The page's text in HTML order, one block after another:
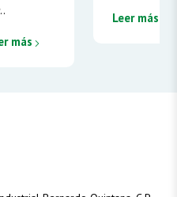
más
Leer más